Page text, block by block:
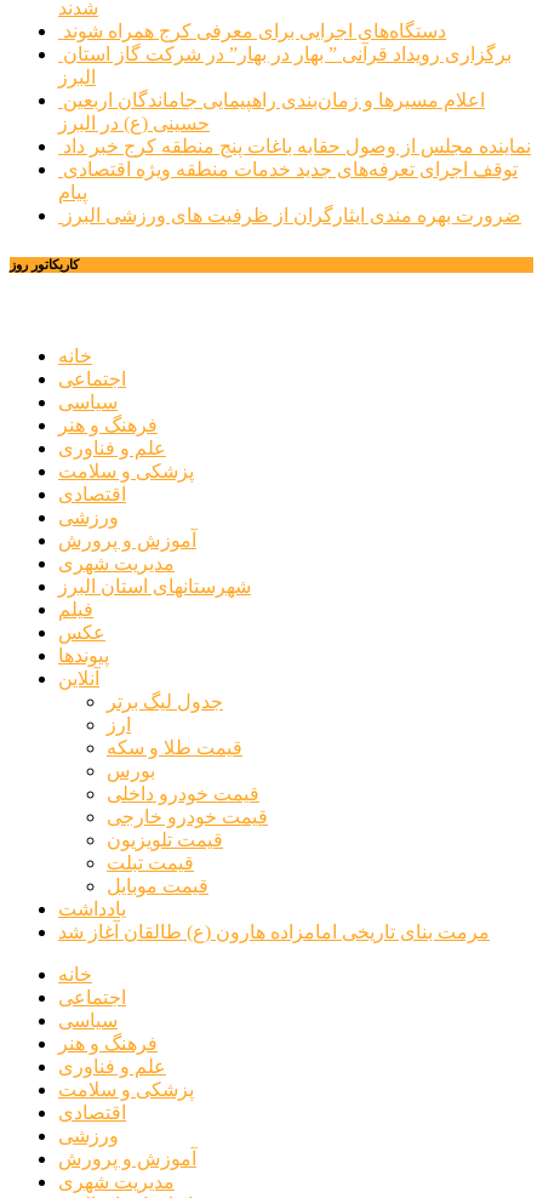
شدند
دستگاه‌های اجرایی برای معرفی کرج همراه شوند
البرز
حسینی (ع) در البرز
نماینده مجلس از وصول حقابه باغات پنج منطقه کرج خبر داد
پیام
ضرورت بهره مندی ایثارگران از ظرفیت های ورزشی البرز
کاریکاتور روز
خانه
اجتماعی
سیاسی
فرهنگ و هنر
علم و فناوری
پزشکی و سلامت
اقتصادی
ورزشی
آموزش و پرورش
مدیریت شهری
شهرستانهای استان البرز
فیلم
عکس
پیوندها
آنلاین
جدول لیگ برتر
ارز
قیمت طلا و سکه
بورس
قیمت خودرو داخلی
قیمت خودرو خارجی
قیمت تلویزیون
قیمت تبلت
قیمت موبایل
یادداشت
مرمت بنای تاریخی امامزاده هارون (ع) طالقان آغاز شد
خانه
اجتماعی
سیاسی
فرهنگ و هنر
علم و فناوری
پزشکی و سلامت
اقتصادی
ورزشی
آموزش و پرورش
مدیریت شهری